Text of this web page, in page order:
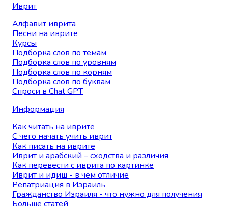
Иврит
Алфавит иврита
Песни на иврите
Курсы
Подборка слов по темам
Подборка слов по уровням
Подборка слов по корням
Подборка слов по буквам
Спроси в Chat GPT
Информация
Как читать на иврите
С чего начать учить иврит
Как писать на иврите
Иврит и арабский – сходства и различия
Как перевести с иврита по картинке
Иврит и идиш - в чем отличие
Репатриация в Израиль
Гражданство Израиля - что нужно для получения
Больше статей